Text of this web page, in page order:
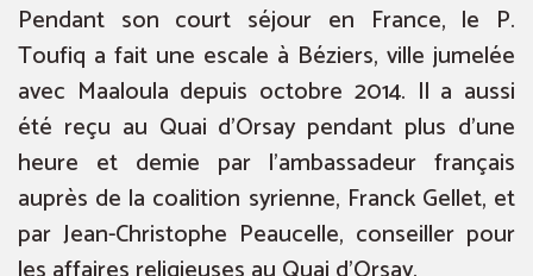
Pendant son court séjour en France, le P.
Toufiq a fait une escale à Béziers, ville jumelée
avec Maaloula depuis octobre 2014. Il a aussi
été reçu au Quai d’Orsay pendant plus d’une
heure et demie par l’ambassadeur français
auprès de la coalition syrienne, Franck Gellet, et
par Jean-Christophe Peaucelle, conseiller pour